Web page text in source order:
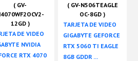
( GV-
12GD )
DE VIDEO
NVIDIA
RTX 4070
( GV-N506TEAGLE
OC-8GD )
TARJETA DE VIDEO
GIGABYTE GEFORCE
RTX 5060 TI EAGLE
8GB GDDR ...